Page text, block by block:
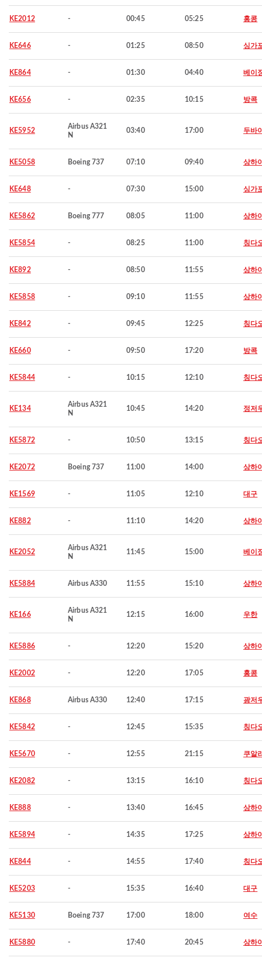
KE2012 - 00:45 05:25 홍콩
KE646 - 01:25 08:50 싱가
KE864 - 01:30 04:40 베이
KE656 - 02:35 10:15 방콕
KE5952
Airbus A321
N
03:40 17:00 두바
KE5058 Boeing 737 07:10 09:40 상하
KE648 - 07:30 15:00 싱가
KE5862 Boeing 777 08:05 11:00 상하
KE5854 - 08:25 11:00 칭다
KE892 - 08:50 11:55 상하
KE5858 - 09:10 11:55 상하
KE842 - 09:45 12:25 칭다
KE660 - 09:50 17:20 방콕
KE5844 - 10:15 12:10 칭다
KE134
Airbus A321
N
10:45 14:20 정저
KE5872 - 10:50 13:15 칭다
KE2072 Boeing 737 11:00 14:00 상하
KE1569 - 11:05 12:10 대구
KE882 - 11:10 14:20 상하
KE2052
Airbus A321
N
11:45 15:00 베이
KE5884 Airbus A330 11:55 15:10 상하
KE166
Airbus A321
N
12:15 16:00 우한
KE5886 - 12:20 15:20 상하
KE2002 - 12:20 17:05 홍콩
KE868 Airbus A330 12:40 17:15 광저
KE5842 - 12:45 15:35 칭다
KE5670 - 12:55 21:15 쿠알
KE2082 - 13:15 16:10 칭다
KE888 - 13:40 16:45 상하
KE5894 - 14:35 17:25 상하
KE844 - 14:55 17:40 칭다
KE5203 - 15:35 16:40 대구
KE5130 Boeing 737 17:00 18:00 여수
KE5880 - 17:40 20:45 상하